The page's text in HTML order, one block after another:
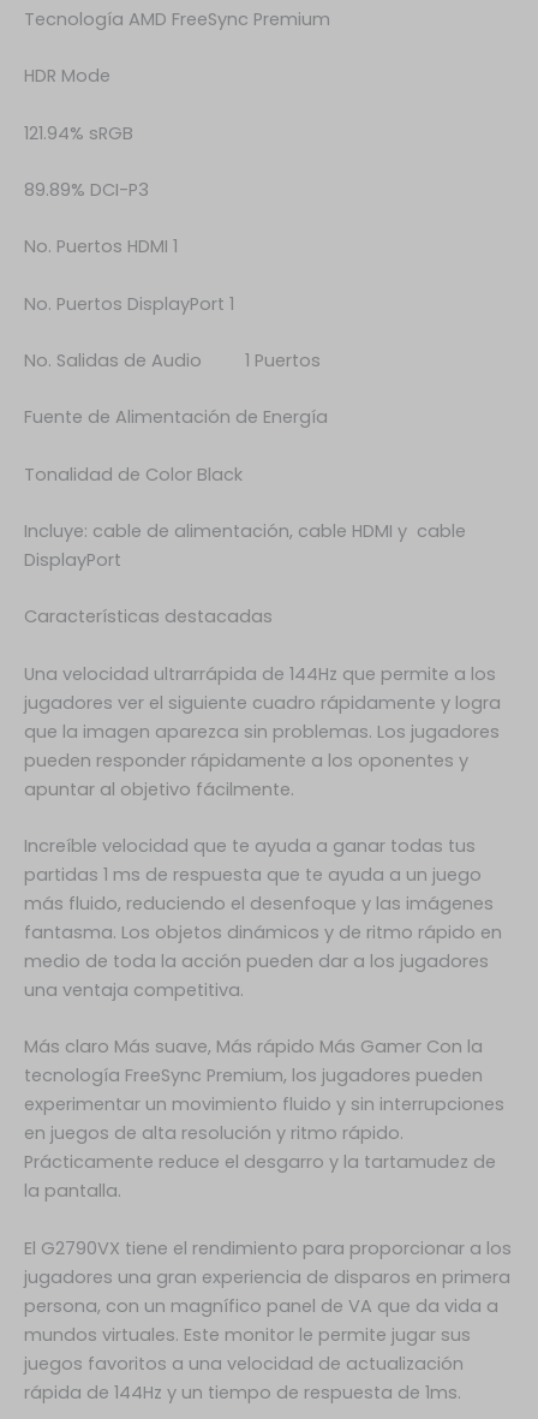
Tecnología AMD FreeSync Premium
HDR Mode
121.94% sRGB
89.89% DCI-P3
No. Puertos HDMI 1
No. Puertos DisplayPort 1
No. Salidas de Audio 1 Puertos
Fuente de Alimentación de Energía
Tonalidad de Color Black
Incluye: cable de alimentación, cable HDMI y cable
DisplayPort
Características destacadas
Una velocidad ultrarrápida de 144Hz que permite a los
jugadores ver el siguiente cuadro rápidamente y logra
que la imagen aparezca sin problemas. Los jugadores
pueden responder rápidamente a los oponentes y
apuntar al objetivo fácilmente.
Increíble velocidad que te ayuda a ganar todas tus
partidas 1 ms de respuesta que te ayuda a un juego
más fluido, reduciendo el desenfoque y las imágenes
fantasma. Los objetos dinámicos y de ritmo rápido en
medio de toda la acción pueden dar a los jugadores
una ventaja competitiva.
Más claro Más suave, Más rápido Más Gamer Con la
tecnología FreeSync Premium, los jugadores pueden
experimentar un movimiento fluido y sin interrupciones
en juegos de alta resolución y ritmo rápido.
Prácticamente reduce el desgarro y la tartamudez de
la pantalla.
El G2790VX tiene el rendimiento para proporcionar a los
jugadores una gran experiencia de disparos en primera
persona, con un magnífico panel de VA que da vida a
mundos virtuales. Este monitor le permite jugar sus
juegos favoritos a una velocidad de actualización
rápida de 144Hz y un tiempo de respuesta de 1ms.